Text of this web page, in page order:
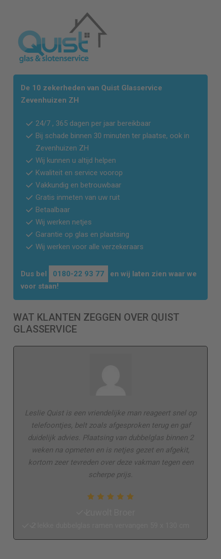
De 10 zekerheden van Quist Glasservice
Zevenhuizen ZH
24/7 , 365 dagen per jaar bereikbaar
Bij schade binnen 30 minuten ter plaatse, ook in
Zevenhuizen ZH
Wij kunnen u altijd helpen
Kwaliteit en service voorop
Vakkundig en betrouwbaar
Gratis inmeten van uw ruit
Betaalbaar
Wij werken netjes
Garantie op glas en plaatsing
Wij werken voor alle verzekeraars
Dus bel 0180-22 93 77
en wij laten zien waar we
voor staan!
WAT KLANTEN ZEGGEN OVER QUIST
GLASSERVICE
Leslie Quist is een vriendelijke man reageert snel op
telefoontjes, belt zoals afgesproken terug en gaf
duidelijk advies. Plaatsing van dubbelglas binnen 2
weken na opmeten en is netjes gezet en afgekit,
kortom zeer tevreden over deze vakman tegen een
scherpe prijs.